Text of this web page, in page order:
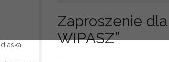
Zaproszenie
WIPASZ”